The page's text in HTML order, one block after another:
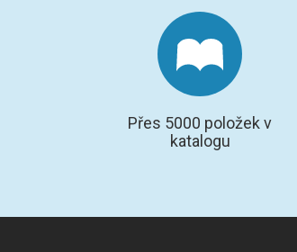
Přes 5000 položek v
katalogu